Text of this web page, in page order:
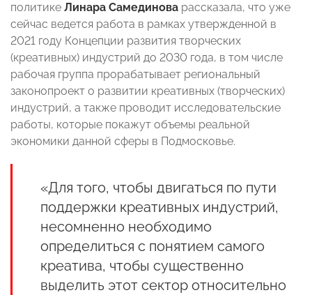
политике Линара Самединова рассказала, что уже
сейчас ведется работа в рамках утвержденной в
2021 году Концепции развития творческих
(креативных) индустрий до 2030 года, в том числе
рабочая группа прорабатывает региональный
законопроект о развитии креативных (творческих)
индустрий, а также проводит исследовательские
работы, которые покажут объемы реальной
экономики данной сферы в Подмосковье.
«Для того, чтобы двигаться по пути
поддержки креативных индустрий,
несомненно необходимо
определиться с понятием самого
креатива, чтобы существенно
выделить этот сектор относительно